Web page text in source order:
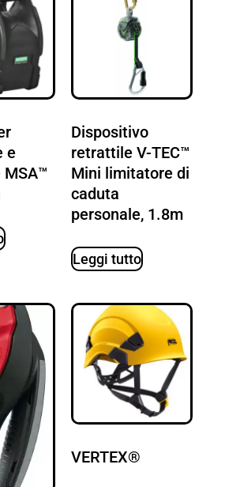
e
Dispositivo
retrattile V-TEC™
Mini limitatore di
caduta
personale, 1.8m
Leggi tutto
VERTEX®